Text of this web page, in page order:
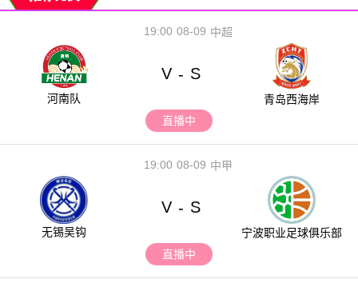
08-09
19:00 中超
河南队
V - S
青岛西海岸
直播中
08-09
19:00 中甲
无锡吴钩
V - S
宁波职业足球俱乐部
直播中